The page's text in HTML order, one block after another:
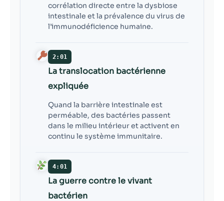
corrélation directe entre la dysbiose
intestinale et la prévalence du virus de
l’immunodéficience humaine.
2:01
La translocation bactérienne
expliquée
Quand la barrière intestinale est
perméable, des bactéries passent
dans le milieu intérieur et activent en
continu le système immunitaire.
4:01
La guerre contre le vivant
bactérien